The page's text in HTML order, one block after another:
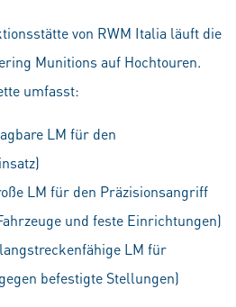
von RWM Italia läuft die
Munitions auf Hochtouren.
umfasst:
LM für den
LM für den Präzisionsangriff
und feste Einrichtungen)
LM für
befestigte Stellungen)